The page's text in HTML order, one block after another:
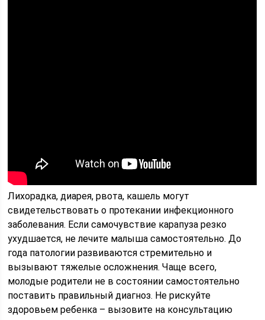
Лихорадка, диарея, рвота, кашель могут
свидетельствовать о протекании инфекционного
заболевания. Если самочувствие карапуза резко
ухудшается, не лечите малыша самостоятельно. До
года патологии развиваются стремительно и
вызывают тяжелые осложнения. Чаще всего,
молодые родители не в состоянии самостоятельно
поставить правильный диагноз. Не рискуйте
здоровьем ребенка – вызовите на консультацию